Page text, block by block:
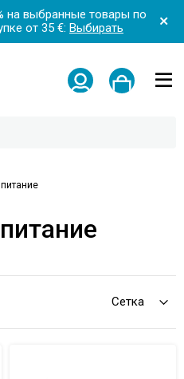
на выбранные товары по
от 35 €: Выбирать